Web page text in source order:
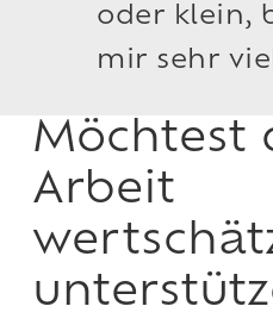
oder klein,
mir sehr
Möchtest
Arbeit